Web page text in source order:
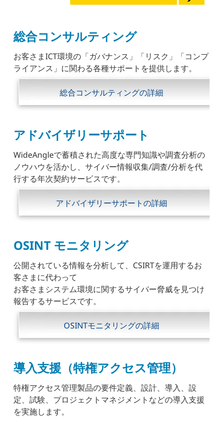
総合コンサルティング
お客さまICT環境の「ガバナンス」「リスク」「コンプ
ライアンス」に関わる各種サポートを提供します。
総合コンサルティングの詳細
アドバイザリーサポート
WideAngleで蓄積された高度な専門知識や調査分析の
ノウハウを活かし、サイバー情報収集/調査/分析を代
行する年次契約サービスです。
アドバイザリーサポートの詳細
OSINT モニタリング
公開されている情報を分析して、CSIRTを運用するお
客さまに代わって
お客さまシステム環境に関するサイバー脅威を見つけ
報告するサービスです。
OSINTモニタリングの詳細
導入支援（特権アクセス管理）
特権アクセス管理製品の要件定義、設計、導入、設
定、試験、プロジェクトマネジメントなどの導入支援
を実施します。